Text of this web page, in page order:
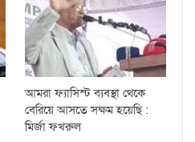
আমরা ফ্যাসিস্ট ব্যবস্থা থেকে
বেরিয়ে আসতে সক্ষম হয়েছি :
মির্জা ফখরুল